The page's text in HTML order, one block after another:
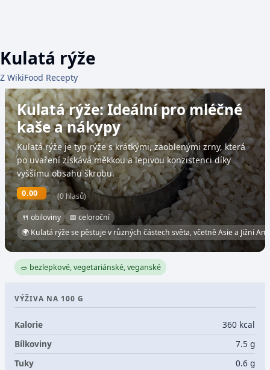
Kulatá rýže
Z WikiFood Recepty
Kulatá rýže: Ideální pro mléčné
kaše a nákypy
Kulatá rýže je typ rýže s krátkými, zaoblenými zrny, která
po uvaření získává měkkou a lepivou konzistenci díky
vyššímu obsahu škrobu.
0.00 (0 hlasů)
🍴 obiloviny
📅 celoroční
🌍 Kulatá rýže se pěstuje v různých částech světa, včetně Asie a Jižní
🥗 bezlepkové, vegetariánské, veganské
VÝŽIVA NA 100 G
Kalorie
360 kcal
Bílkoviny
7.5 g
Tuky
0.6 g